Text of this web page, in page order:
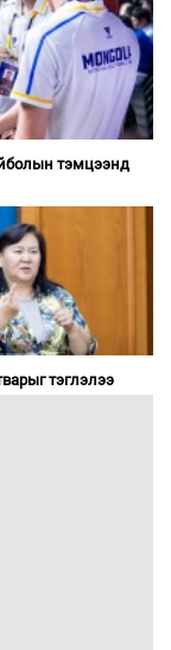
тэмцээнд
тэглэлээ